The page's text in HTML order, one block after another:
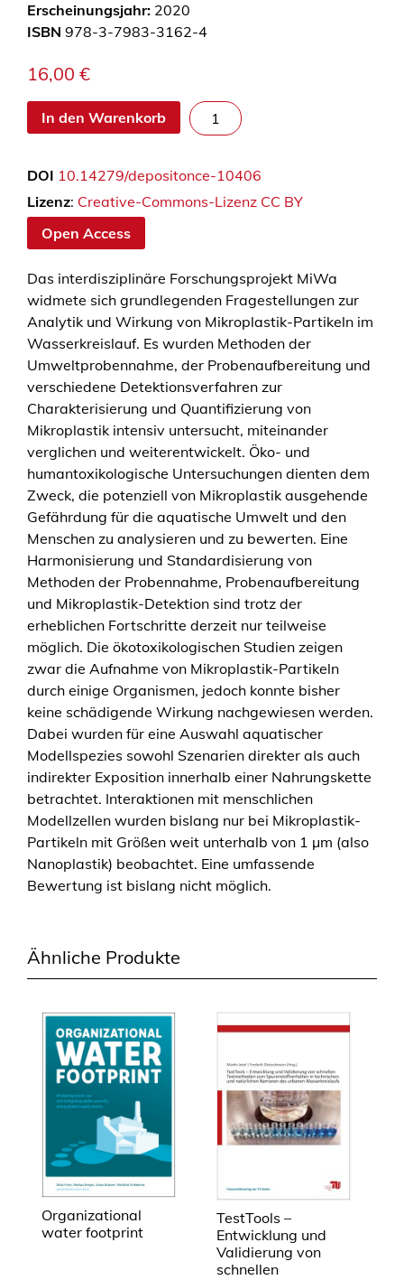
Erscheinungsjahr: 2020
ISBN 978-3-7983-3162-4
16,00 €
In den Warenkorb
M
i
r
o
s
t
i
k
i
m
W
a
s
s
e
r
k
r
e
i
s
l
a
u
f
M
e
n
g
e
DOI 10.14279/depositonce-10406
Lizenz: Creative-Commons-Lizenz CC BY
Open Access
Das interdisziplinäre Forschungsprojekt MiWa
widmete sich grundlegenden Fragestellungen zur
Analytik und Wirkung von Mikroplastik-Partikeln im
Wasserkreislauf. Es wurden Methoden der
Umweltprobennahme, der Probenaufbereitung und
verschiedene Detektionsverfahren zur
Charakterisierung und Quantifizierung von
Mikroplastik intensiv untersucht, miteinander
verglichen und weiterentwickelt. Öko- und
humantoxikologische Untersuchungen dienten dem
Zweck, die potenziell von Mikroplastik ausgehende
Gefährdung für die aquatische Umwelt und den
Menschen zu analysieren und zu bewerten. Eine
Harmonisierung und Standardisierung von
Methoden der Probennahme, Probenaufbereitung
und Mikroplastik-Detektion sind trotz der
erheblichen Fortschritte derzeit nur teilweise
möglich. Die ökotoxikologischen Studien zeigen
zwar die Aufnahme von Mikroplastik-Partikeln
durch einige Organismen, jedoch konnte bisher
keine schädigende Wirkung nachgewiesen werden.
Dabei wurden für eine Auswahl aquatischer
Modellspezies sowohl Szenarien direkter als auch
indirekter Exposition innerhalb einer Nahrungskette
betrachtet. Interaktionen mit menschlichen
Modellzellen wurden bislang nur bei Mikroplastik-
Partikeln mit Größen weit unterhalb von 1 µm (also
Nanoplastik) beobachtet. Eine umfassende
Bewertung ist bislang nicht möglich.
Ähnliche Produkte
Organizational
water footprint
TestTools –
Entwicklung und
Validierung von
schnellen